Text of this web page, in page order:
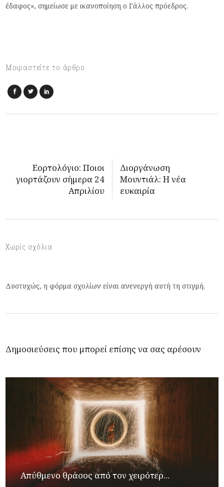
έδαφος», σημείωσε με ικανοποίηση ο Γάλλος πρόεδρος.
Μοιραστείτε το άρθρο
Εορτολόγιο: Ποιοι
γιορτάζουν σήμερα 24
Απριλίου
Διοργάνωση
Moυντιάλ: Η νέα
ευκαιρία
Χωρίς σχόλια
Δυστυχώς, η φόρμα σχολίων είναι ανενεργή αυτή τη στιγμή.
Δημοσιεύσεις που μπορεί επίσης να σας αρέσουν
Απύθμενο θράσος από τον χειρότερ...